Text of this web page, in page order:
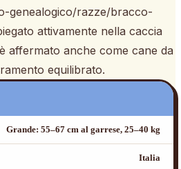
genealogico/razze/bracco-
attivamente nella caccia
affermato anche come cane da
equilibrato.
Grande: 55–67 cm al garrese, 25–40 kg
Italia